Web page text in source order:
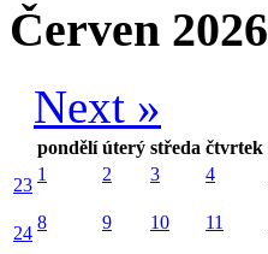
Červen 2026
Next »
pondělí úterý středa čtvrtek
23
1 2 3 4
24
8 9 10 11